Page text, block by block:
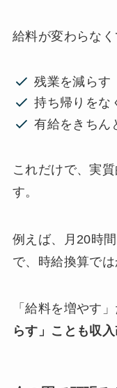
給料が変わらなく
残業を減らす
持ち帰りをな
有給をきちん
これだけで、実
す。
例えば、月20時
で、時給換算では
「給料を増やす
らす」ことも収